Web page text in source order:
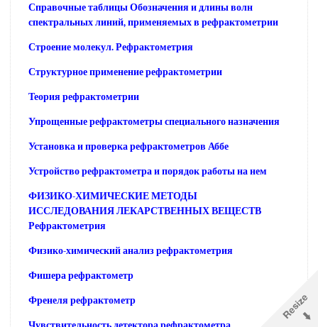
Справочные таблицы Обозначения и длины волн
спектральных линий, применяемых в рефрактометрии
Строение молекул. Рефрактометрия
Структурное применение рефрактометрии
Теория рефрактометрии
Упрощенные рефрактометры специального назначения
Установка и проверка рефрактометров Аббе
Устройство рефрактометра и порядок работы на нем
ФИЗИКО-ХИМИЧЕСКИЕ МЕТОДЫ
ИССЛЕДОВАНИЯ ЛЕКАРСТВЕННЫХ ВЕЩЕСТВ
Рефрактометрия
Физико-химический анализ рефрактометрия
Фишера рефрактометр
Френеля рефрактометр